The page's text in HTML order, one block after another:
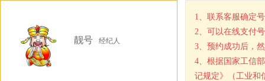
1、联系客服确定
2、可以在线支付
3、预约成功后，
4、根据国家工信
记规定》（工业和
靓号 经纪人